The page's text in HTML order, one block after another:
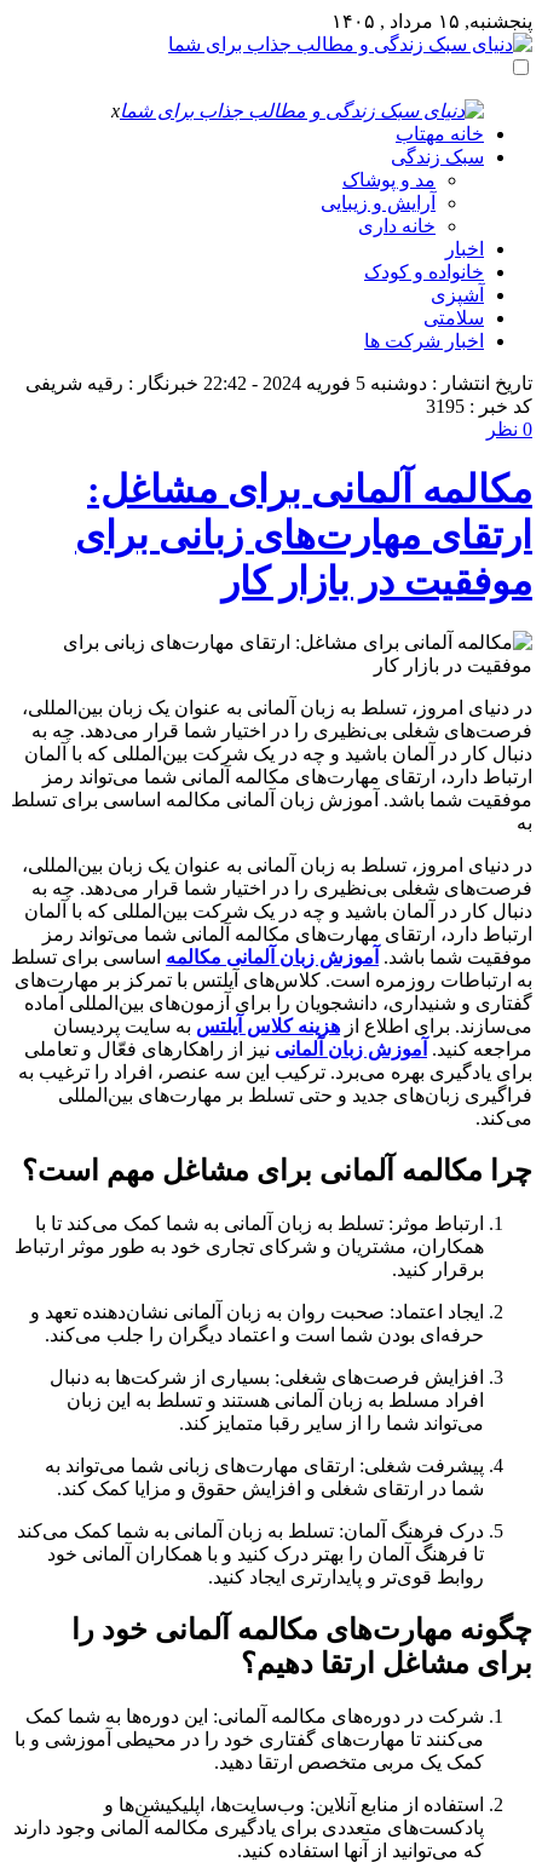
پنجشنبه, ۱۵ مرداد , ۱۴۰۵
x
خانه مهتاب
سبک زندگی
مد و پوشاک
آرایش و زیبایی
خانه داری
اخبار
خانواده و کودک
آشپزی
سلامتی
اخبار شرکت ها
تاریخ انتشار : دوشنبه 5 فوریه 2024 - 22:42
خبرنگار : رقیه شریفی
کد خبر : 3195
0 نظر
مکالمه آلمانی برای مشاغل:
ارتقای مهارت‌های زبانی برای
موفقیت در بازار کار
در دنیای امروز، تسلط به زبان آلمانی به عنوان یک زبان بین‌المللی،
فرصت‌های شغلی بی‌نظیری را در اختیار شما قرار می‌دهد. چه به
دنبال کار در آلمان باشید و چه در یک شرکت بین‌المللی که با آلمان
ارتباط دارد، ارتقای مهارت‌های مکالمه آلمانی شما می‌تواند رمز
موفقیت شما باشد. آموزش زبان آلمانی مکالمه اساسی برای تسلط
به
در دنیای امروز، تسلط به زبان آلمانی به عنوان یک زبان بین‌المللی،
فرصت‌های شغلی بی‌نظیری را در اختیار شما قرار می‌دهد. چه به
دنبال کار در آلمان باشید و چه در یک شرکت بین‌المللی که با آلمان
ارتباط دارد، ارتقای مهارت‌های مکالمه آلمانی شما می‌تواند رمز
موفقیت شما باشد. آموزش زبان آلمانی مکالمه اساسی برای تسلط
به ارتباطات روزمره است. کلاس‌های آیلتس با تمرکز بر مهارت‌های
گفتاری و شنیداری، دانشجویان را برای آزمون‌های بین‌المللی آماده
می‌سازند. برای اطلاع از هزینه کلاس آیلتس به سایت پردیسان
مراجعه کنید. آموزش زبان آلمانی نیز از راهکارهای فعّال و تعاملی
برای یادگیری بهره می‌برد. ترکیب این سه عنصر، افراد را ترغیب به
فراگیری زبان‌های جدید و حتی تسلط بر مهارت‌های بین‌المللی
می‌کند.
چرا مکالمه آلمانی برای مشاغل مهم است؟
ارتباط موثر: تسلط به زبان آلمانی به شما کمک می‌کند تا با
همکاران، مشتریان و شرکای تجاری خود به طور موثر ارتباط
برقرار کنید.
ایجاد اعتماد: صحبت روان به زبان آلمانی نشان‌دهنده تعهد و
حرفه‌ای بودن شما است و اعتماد دیگران را جلب می‌کند.
افزایش فرصت‌های شغلی: بسیاری از شرکت‌ها به دنبال
افراد مسلط به زبان آلمانی هستند و تسلط به این زبان
می‌تواند شما را از سایر رقبا متمایز کند.
پیشرفت شغلی: ارتقای مهارت‌های زبانی شما می‌تواند به
شما در ارتقای شغلی و افزایش حقوق و مزایا کمک کند.
درک فرهنگ آلمان: تسلط به زبان آلمانی به شما کمک می‌کند
تا فرهنگ آلمان را بهتر درک کنید و با همکاران آلمانی خود
روابط قوی‌تر و پایدارتری ایجاد کنید.
چگونه مهارت‌های مکالمه آلمانی خود را
برای مشاغل ارتقا دهیم؟
شرکت در دوره‌های مکالمه آلمانی: این دوره‌ها به شما کمک
می‌کنند تا مهارت‌های گفتاری خود را در محیطی آموزشی و با
کمک یک مربی متخصص ارتقا دهید.
استفاده از منابع آنلاین: وب‌سایت‌ها، اپلیکیشن‌ها و
پادکست‌های متعددی برای یادگیری مکالمه آلمانی وجود دارند
که می‌توانید از آنها استفاده کنید.